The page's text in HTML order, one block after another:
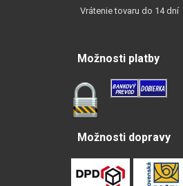
Vrátenie tovaru do 14 dní
Možnosti platby
Možnosti dopravy